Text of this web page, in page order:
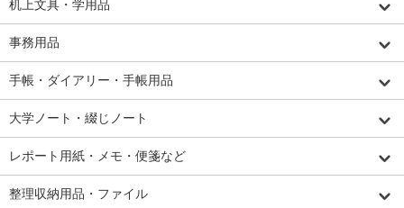
机上文具・学用品
事務用品
手帳・ダイアリー・手帳用品
大学ノート・綴じノート
レポート用紙・メモ・便箋など
整理収納用品・ファイル